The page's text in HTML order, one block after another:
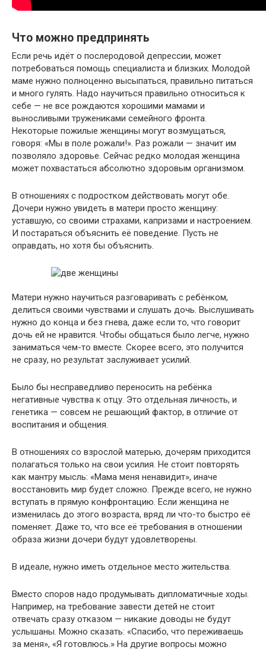
Что можно предпринять
Если речь идёт о послеродовой депрессии, может
потребоваться помощь специалиста и близких. Молодой
маме нужно полноценно высыпаться, правильно питаться
и много гулять. Надо научиться правильно относиться к
себе — не все рождаются хорошими мамами и
выносливыми тружениками семейного фронта.
Некоторые пожилые женщины могут возмущаться,
говоря: «Мы в поле рожали!». Раз рожали — значит им
позволяло здоровье. Сейчас редко молодая женщина
может похвастаться абсолютно здоровым организмом.
В отношениях с подростком действовать могут обе.
Дочери нужно увидеть в матери просто женщину:
уставшую, со своими страхами, капризами и настроением.
И постараться объяснить её поведение. Пусть не
оправдать, но хотя бы объяснить.
Матери нужно научиться разговаривать с ребёнком,
делиться своими чувствами и слушать дочь. Выслушивать
нужно до конца и без гнева, даже если то, что говорит
дочь ей не нравится. Чтобы общаться было легче, нужно
заниматься чем-то вместе. Скорее всего, это получится
не сразу, но результат заслуживает усилий.
Было бы несправедливо переносить на ребёнка
негативные чувства к отцу. Это отдельная личность, и
генетика — совсем не решающий фактор, в отличие от
воспитания и общения.
В отношениях со взрослой матерью, дочерям приходится
полагаться только на свои усилия. Не стоит повторять
как мантру мысль: «Мама меня ненавидит», иначе
восстановить мир будет сложно. Прежде всего, не нужно
вступать в прямую конфронтацию. Если женщина не
изменилась до этого возраста, вряд ли что-то быстро её
поменяет. Даже то, что все её требования в отношении
образа жизни дочери будут удовлетворены.
В идеале, нужно иметь отдельное место жительства.
Вместо споров надо продумывать дипломатичные ходы.
Например, на требование завести детей не стоит
отвечать сразу отказом — никакие доводы не будут
услышаны. Можно сказать: «Спасибо, что переживаешь
за меня», «Я готовлюсь.» На другие вопросы можно